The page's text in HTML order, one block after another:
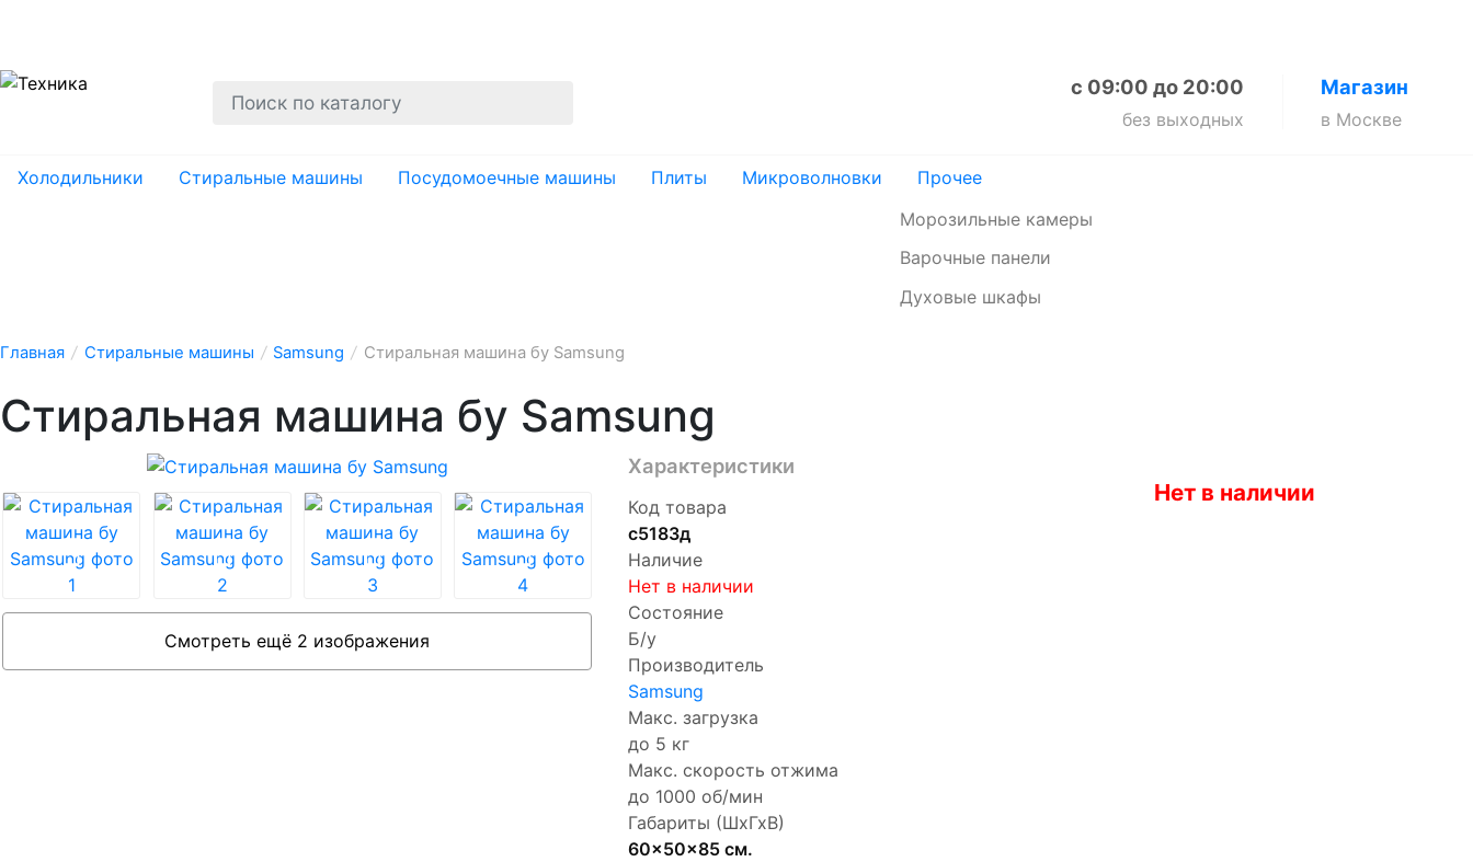
Магазин
в Москве
с 09:00 до 20:00
без выходных
Холодильники Стиральные машины Посудомоечные машины Плиты Микроволновки
Прочее
Морозильные камеры
Варочные панели
Духовые шкафы
Главная / Стиральные машины / Samsung / Стиральная машина бу Samsung
Стиральная машина бу Samsung
Смотреть ещё 2 изображения
Характеристики
Код товара
с5183д
Наличие
Нет в наличии
Состояние
Б/у
Производитель
Samsung
Макс. загрузка
до 5 кг
Макс. скорость отжима
до 1000 об/мин
Габариты (ШхГхВ)
60x50x85 см.
Нет в наличии